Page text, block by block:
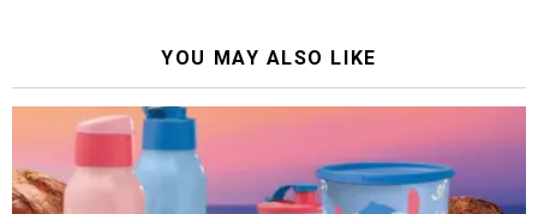
YOU MAY ALSO LIKE